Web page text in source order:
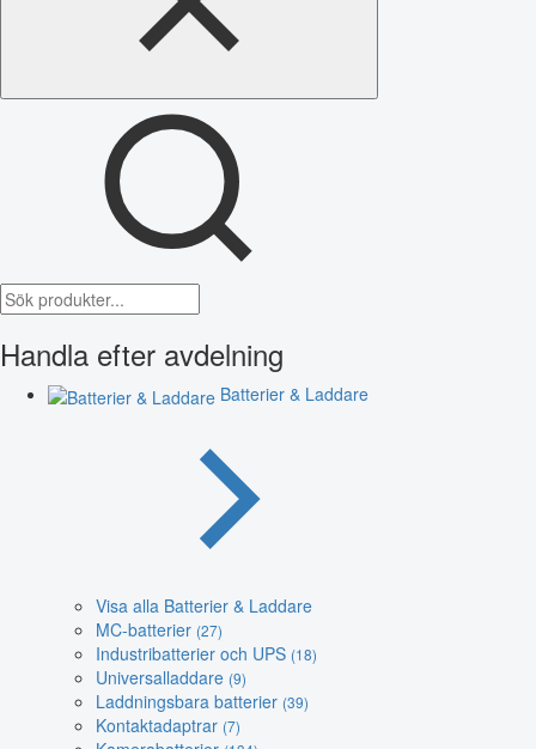
Handla efter avdelning
Batterier & Laddare
Visa alla Batterier & Laddare
MC-batterier (27)
Industribatterier och UPS (18)
Universalladdare (9)
Laddningsbara batterier (39)
Kontaktadaptrar (7)